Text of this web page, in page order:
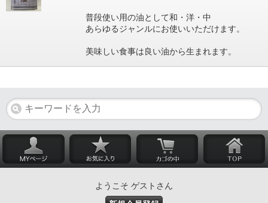
普段使い用の油として和・洋・中
あらゆるジャンルにお使いいただけます。
美味しい食事は良い油から生まれます。
ようこそ ゲストさん